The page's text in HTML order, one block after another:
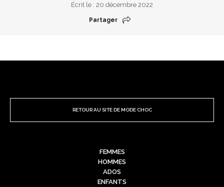
Écrit le : 20 décembre 2022
Partager
RETOUR AU SITE DE MODE CHOC
FEMMES
HOMMES
ADOS
ENFANTS